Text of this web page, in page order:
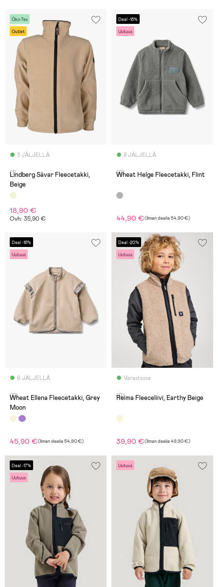
Öko-Tex
Outlet
3 JÄLJELLÄ
(1)
Lindberg Sävar Fleecetakki,
Beige
18,90 €
Ovh: 35,90 €
Deal -18%
Uutuus
8 JÄLJELLÄ
(0)
Wheat Helge Fleecetakki, Flint
44,90 €(Ilman dealia54,90 €)
Deal -16%
Uutuus
6 JÄLJELLÄ
(0)
Wheat Ellena Fleecetakki, Grey
Moon
45,90 €(Ilman dealia54,90 €)
Deal -20%
Uutuus
Varastossa
(0) Reima Fleeceliivi, Earthy Beige
39,90 €(Ilman dealia49,90 €)
Deal -17%
Uutuus
Uutuus